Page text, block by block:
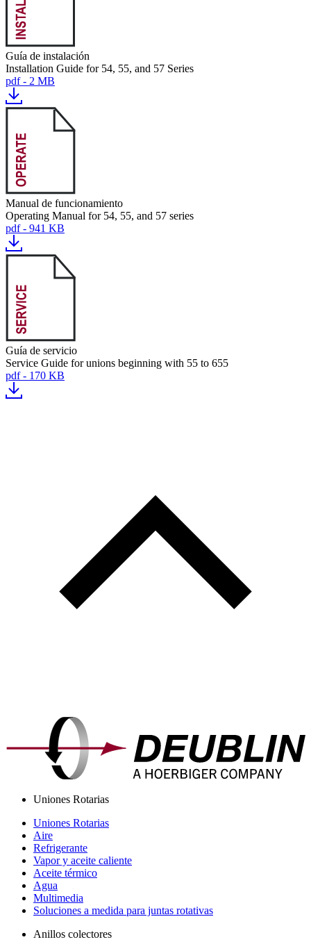
Guía de instalación
Installation Guide for 54, 55, and 57 Series
pdf - 2 MB
Manual de funcionamiento
Operating Manual for 54, 55, and 57 series
pdf - 941 KB
Guía de servicio
Service Guide for unions beginning with 55 to 655
pdf - 170 KB
Uniones Rotarias
Uniones Rotarias
Aire
Refrigerante
Vapor y aceite caliente
Aceite térmico
Agua
Multimedia
Soluciones a medida para juntas rotativas
Anillos colectores